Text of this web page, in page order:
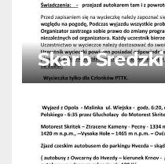
Skarb Średzki